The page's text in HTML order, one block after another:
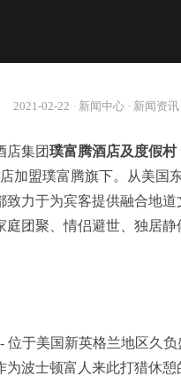
2021-02-22 · 新闻中心· 新闻资讯
店集团璞富腾酒店及度假村
加盟璞富腾旗下。从美
力于为宾客提供融合地
团聚、情侣避世、独居静
- 位于美国新英格兰地区久
为波士顿富人来此打猎休